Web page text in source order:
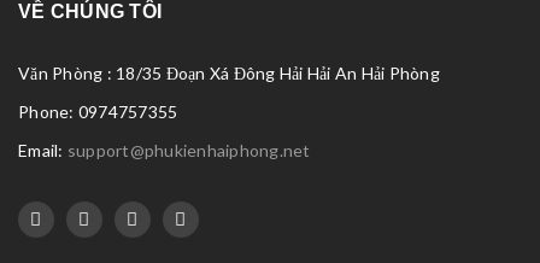
VỀ CHÚNG TÔI
Văn Phòng : 18/35 Đoạn Xá Đông Hải Hải An Hải Phòng
Phone: 0974757355
Email: support@phukienhaiphong.net